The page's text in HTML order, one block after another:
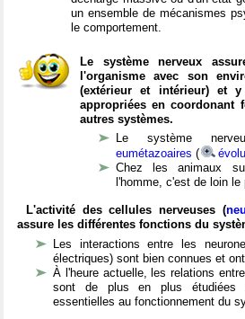
un ensemble de mécanismes
le comportement.
Le système nerveux
l'organisme avec son
(extérieur et intérieur) et
appropriées en coordonant
autres systèmes.
Le système
eumétazoaires (
Chez les animaux
l'homme, c'est de loin
L'activité des cellules nerveuses (
assure les différentes fonctions du
Les interactions entre les
électriques) sont bien connues et
À l'heure actuelle, les relations
sont de plus en plus étudiées
essentielles au fonctionnement du